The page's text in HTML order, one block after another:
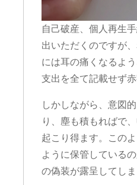
自己破産、個人再生
出いただくのですが
には耳の痛くなるよ
支出を全て記載せず
しかしながら、意図
り、塵も積もればで
起こり得ます。この
ように保管している
の偽装が露呈してし
cheeboo
3 週間 前
この度は、夫の労災で
談交渉で申先生、遠藤
世話になりました。
夫は高所から転落した
が激しく、理解力が低
から、会社側は
成年後見人を立てる様
したが、私はこの制度
出来ずご相談しました
続きを読む